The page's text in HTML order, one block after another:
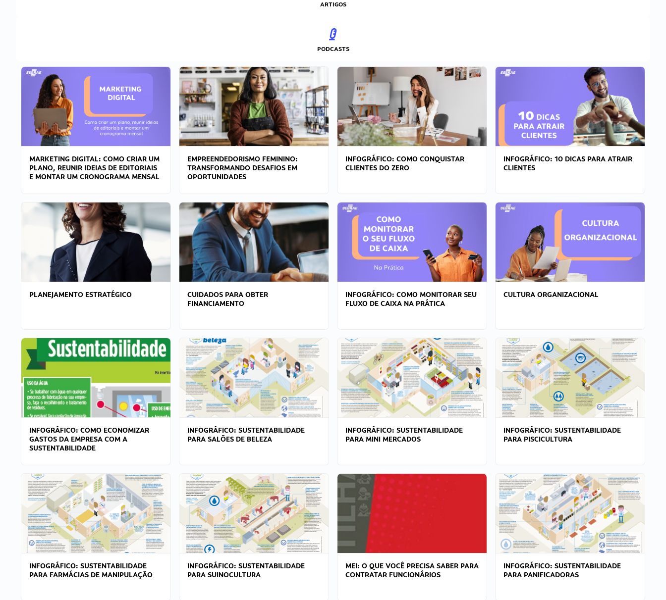
ARTIGOS
PODCASTS
MARKETING DIGITAL: COMO CRIAR UM
PLANO, REUNIR IDEIAS DE EDITORIAIS
E MONTAR UM CRONOGRAMA MENSAL
EMPREENDEDORISMO FEMININO:
TRANSFORMANDO DESAFIOS EM
OPORTUNIDADES
INFOGRÁFICO: COMO CONQUISTAR
CLIENTES DO ZERO
INFOGRÁFICO: 10 DICAS PARA ATRAIR
CLIENTES
PLANEJAMENTO ESTRATÉGICO
CUIDADOS PARA OBTER
FINANCIAMENTO
INFOGRÁFICO: COMO MONITORAR SEU
FLUXO DE CAIXA NA PRÁTICA
CULTURA ORGANIZACIONAL
INFOGRÁFICO: COMO ECONOMIZAR
GASTOS DA EMPRESA COM A
SUSTENTABILIDADE
INFOGRÁFICO: SUSTENTABILIDADE
PARA SALÕES DE BELEZA
INFOGRÁFICO: SUSTENTABILIDADE
PARA MINI MERCADOS
INFOGRÁFICO: SUSTENTABILIDADE
PARA PISCICULTURA
INFOGRÁFICO: SUSTENTABILIDADE
PARA FARMÁCIAS DE MANIPULAÇÃO
INFOGRÁFICO: SUSTENTABILIDADE
PARA SUINOCULTURA
MEI: O QUE VOCÊ PRECISA SABER PARA
CONTRATAR FUNCIONÁRIOS
INFOGRÁFICO: SUSTENTABILIDADE
PARA PANIFICADORAS